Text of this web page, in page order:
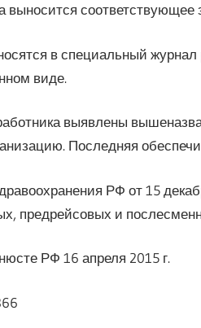
выносится соответствующее
в специальный
виде.
выявлены
Последняя
РФ от 15
предрейсовых и
РФ 16 апреля 2015 г.